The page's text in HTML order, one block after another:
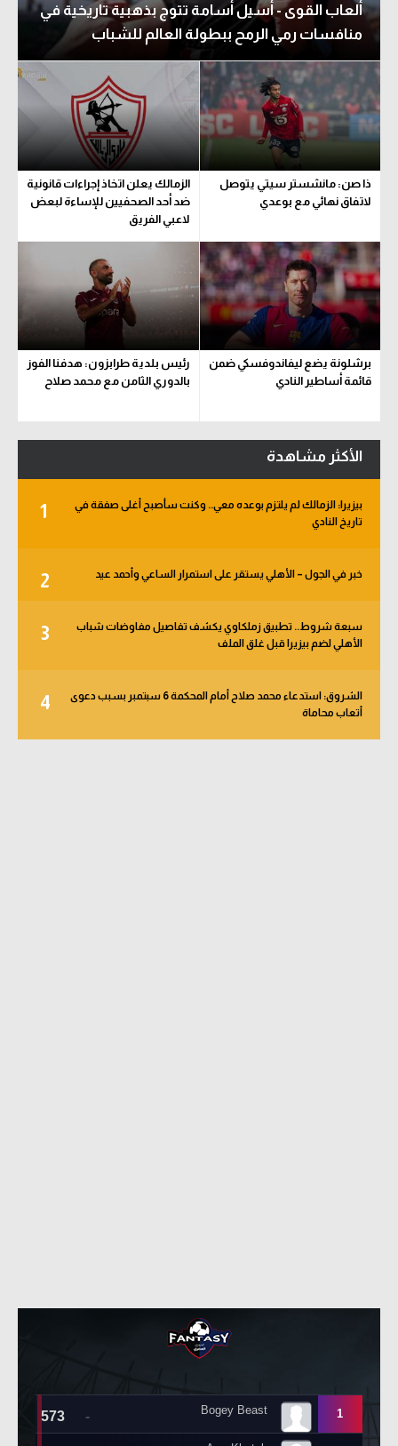
ألعاب القوى - أسيل أسامة تتوج بذهبية تاريخية في
منافسات رمي الرمح ببطولة العالم للشباب
ذا صن: مانشستر سيتي يتوصل
لاتفاق نهائي مع بوعدي
الزمالك يعلن اتخاذ إجراءات قانونية
ضد أحد الصحفيين للإساءة لبعض
لاعبي الفريق
برشلونة يضع ليفاندوفسكي ضمن
قائمة أساطير النادي
رئيس بلدية طرابزون: هدفنا الفوز
بالدوري الثامن مع محمد صلاح
الأكثر مشاهدة
1
بيزيرا: الزمالك لم يلتزم بوعده معي.. وكنت سأصبح أغلى صفقة في
تاريخ النادي
2 خبر في الجول – الأهلي يستقر على استمرار الساعي وأحمد عيد
3
سبعة شروط.. تطبيق زملكاوي يكشف تفاصيل مفاوضات شباب
الأهلي لضم بيزيرا قبل غلق الملف
4
الشروق: استدعاء محمد صلاح أمام المحكمة 6 سبتمبر بسبب دعوى
أتعاب محاماة